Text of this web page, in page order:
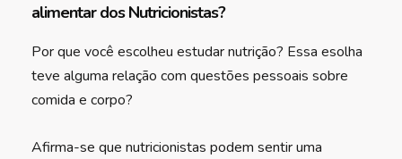
alimentar dos Nutricionistas?
Por que você escolheu estudar nutrição? Essa esolha
teve alguma relação com questões pessoais sobre
comida e corpo?
Afirma-se que nutricionistas podem sentir uma